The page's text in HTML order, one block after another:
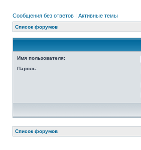
Сообщения без ответов | Активные темы
Список форумов
Имя пользователя:
Пароль:
Список форумов